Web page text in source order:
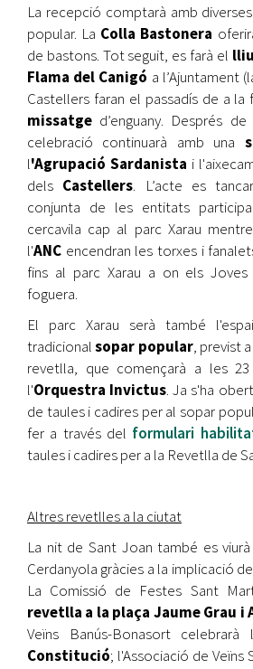
La recepció comptarà amb
popular. La Colla Bastonera
de bastons. Tot seguit, es farà el
Flama del Canigó a l’Ajuntament
Castellers faran el passadís de a la
missatge d’enguany. Després
celebració continuarà amb una
l'Agrupació Sardanista i
dels Castellers. L’acte es
conjunta de les entitats
cercavila cap al parc Xarau
l'ANC encendran les torxes i
fins al parc Xarau a on els Joves
foguera.
El parc Xarau serà també
tradicionalsopar popular, previst
revetlla, que començarà a les
l'Orquestra Invictus. Ja s'ha
de taules i cadires per al sopar
fer a través del formulari
taules i cadires per a la Revetlla de
Altres revetlles a la ciutat
La nit de Sant Joan també es
Cerdanyola gràcies a la implicació
La Comissió de Festes Sant
revetlla a la plaça Jaume Grau i
Veïns Banús-Bonasort
Constitució; l'Associació de Veïns